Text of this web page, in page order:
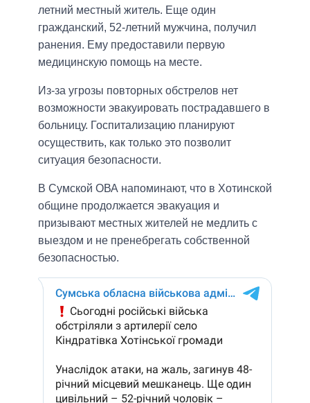
летний местный житель. Еще один
гражданский, 52-летний мужчина, получил
ранения. Ему предоставили первую
медицинскую помощь на месте.
Из-за угрозы повторных обстрелов нет
возможности эвакуировать пострадавшего в
больницу. Госпитализацию планируют
осуществить, как только это позволит
ситуация безопасности.
В Сумской ОВА напоминают, что в Хотинской
общине продолжается эвакуация и
призывают местных жителей не медлить с
выездом и не пренебрегать собственной
безопасностью.